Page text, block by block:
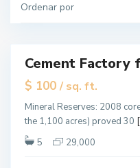
Ordenar por
C
t
Destacado
Cement Factory
$ 100 / sq. ft.
Mineral Reserves: 2008
the 1,100 acres) proved 30
5
29,000
h
i
g
h
t
s
,
J
e
s
e